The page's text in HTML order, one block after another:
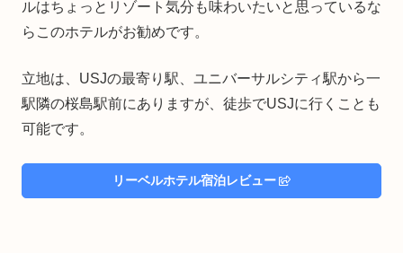
ルはちょっとリゾート気分も味わいたいと思っているな
らこのホテルがお勧めです。
立地は、USJの最寄り駅、ユニバーサルシティ駅から一
駅隣の桜島駅前にありますが、徒歩でUSJに行くことも
可能です。
リーベルホテル宿泊レビュー